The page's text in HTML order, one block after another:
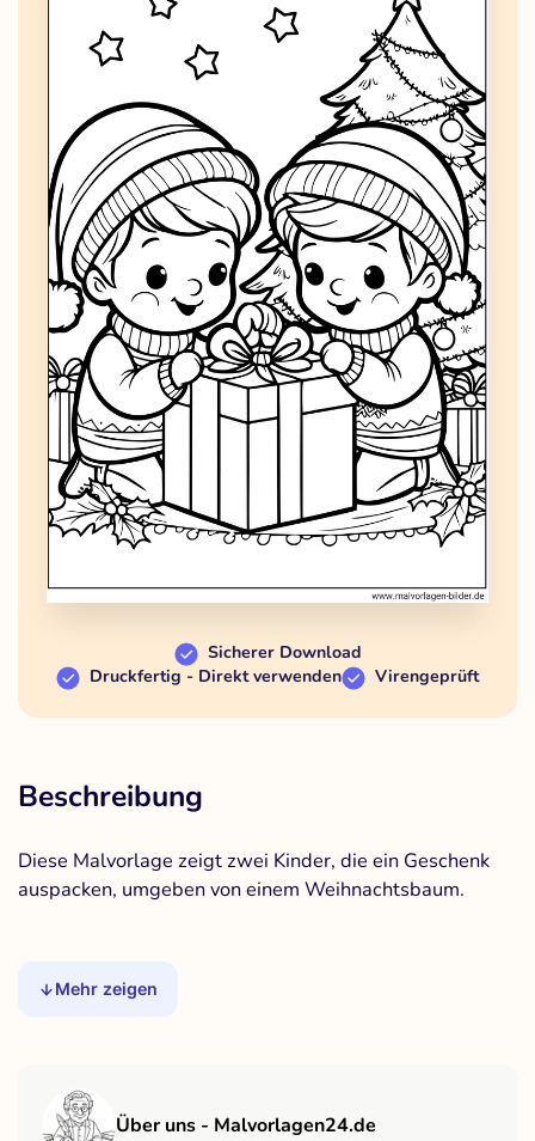
Sicherer Download
Druckfertig - Direkt verwenden
Virengeprüft
Beschreibung
Diese Malvorlage zeigt zwei Kinder, die ein Geschenk
auspacken, umgeben von einem Weihnachtsbaum.
Mehr zeigen
Über uns - Malvorlagen24.de